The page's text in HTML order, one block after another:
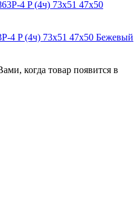
4 P (4ч) 73x51 47х50 Бежевый
когда товар появится в